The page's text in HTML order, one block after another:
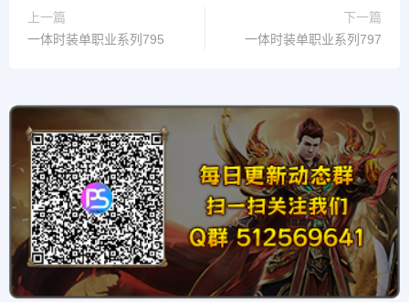
上一篇
一体时装单职业系列795
下一篇
一体时装单职业系列797